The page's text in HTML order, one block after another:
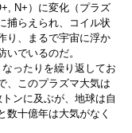
N+）に変化（プラズ
捕らえられ、コイル状
り、まるで宇宙に浮か
でいるのだ。
ったりを繰り返してお
、このプラズマ大気は
ンに及ぶが、地球は自
数十億年は大気がなく